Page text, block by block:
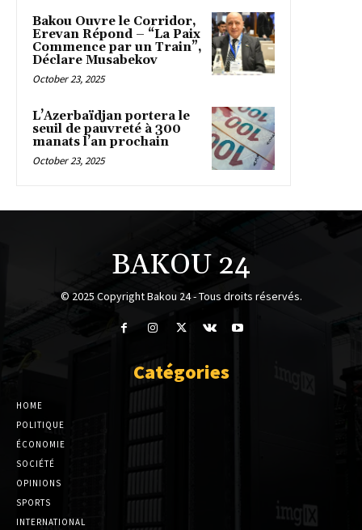
Bakou Ouvre le Corridor,
Erevan Répond – “La Paix
Commence par un Train”,
Déclare Musabekov
October 23, 2025
L’Azerbaïdjan portera le
seuil de pauvreté à 300
manats l’an prochain
October 23, 2025
BAKOU 24
© 2025 Copyright Bakou 24 - Tous droits réservés.
Catégories
HOME
POLITIQUE
ÉCONOMIE
SOCIÉTÉ
OPINIONS
SPORTS
INTERNATIONAL